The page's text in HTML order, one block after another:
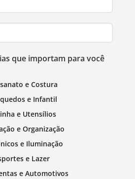
que importam para você
e Costura
e Infantil
e Utensílios
e Organização
e Iluminação
e Lazer
e Automotivos